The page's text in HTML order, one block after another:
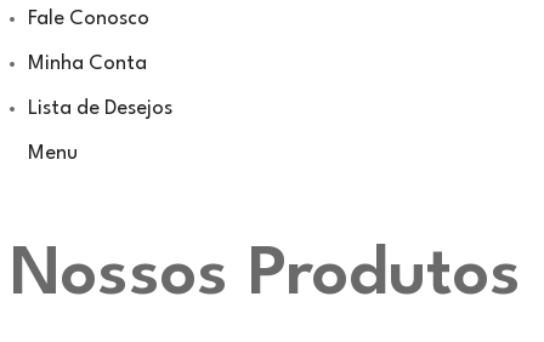
Fale Conosco
Minha Conta
Lista de Desejos
Menu
Nossos Produtos